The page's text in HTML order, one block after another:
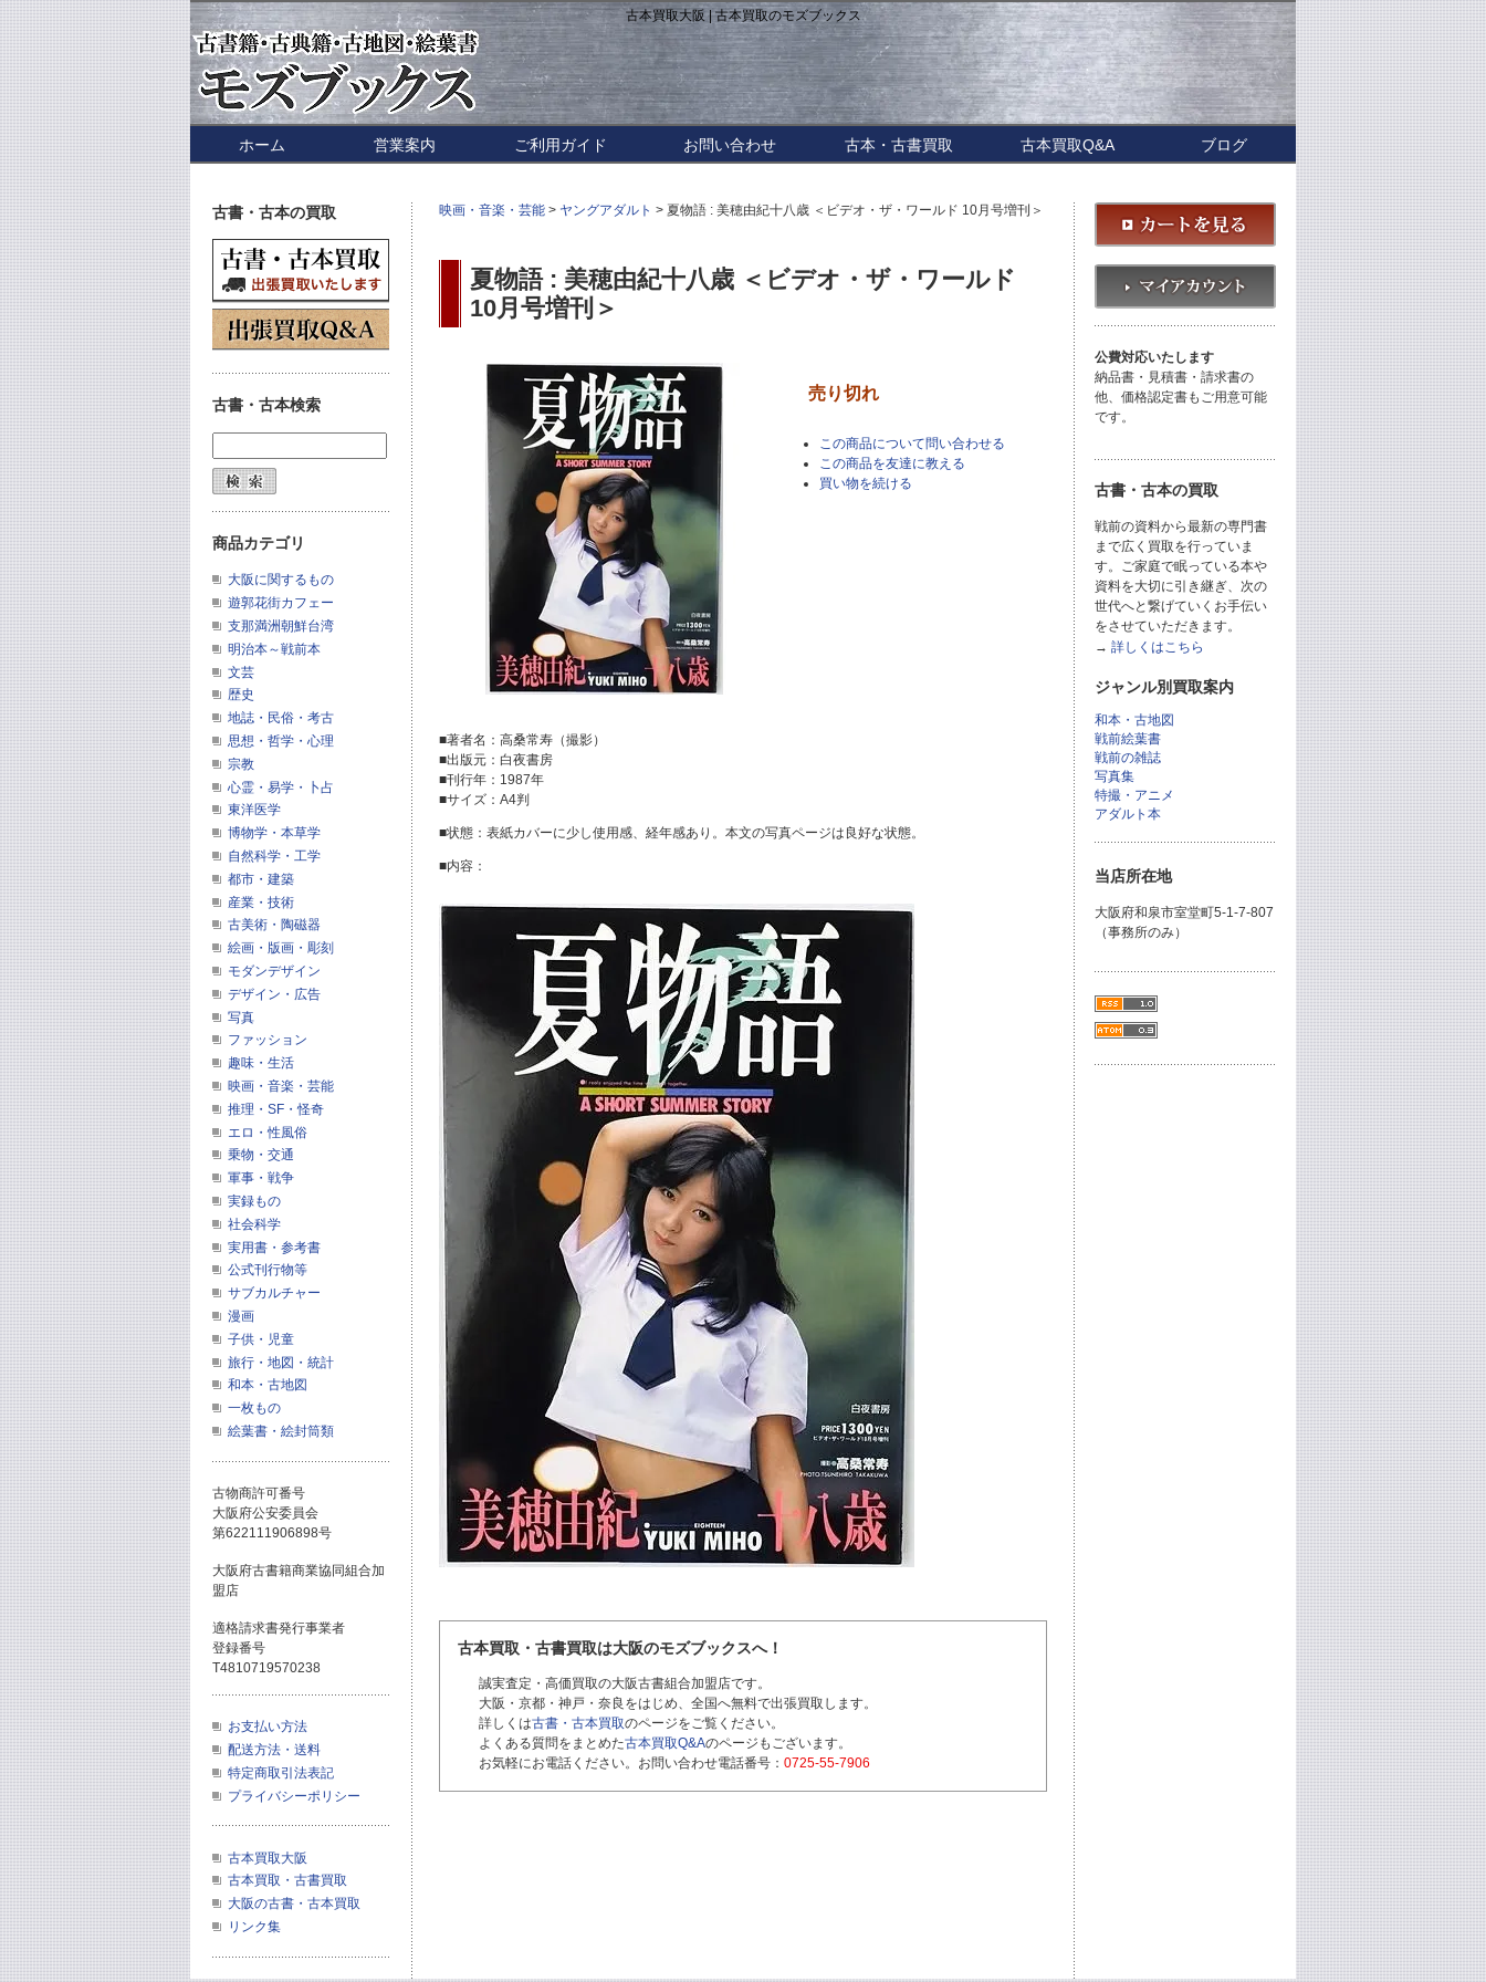
古本買取大阪 | 古本買取のモズブックス
ホーム 営業案内 ご利用ガイド お問い合わせ 古本・古書買取 古本買取Q&A ブログ
映画・音楽・芸能 > ヤングアダルト > 夏物語 : 美穂由紀十八歳 ＜ビデオ・ザ・ワールド 10月号増刊＞
夏物語 : 美穂由紀十八歳 ＜ビデオ・ザ・ワールド
10月号増刊＞
売り切れ
この商品について問い合わせる
この商品を友達に教える
買い物を続ける
■著者名：高桑常寿（撮影）
■出版元：白夜書房
■刊行年：1987年
■サイズ：A4判
■状態：表紙カバーに少し使用感、経年感あり。本文の写真ページは良好な状態。
■内容：
古本買取・古書買取は大阪のモズブックスへ！
誠実査定・高価買取の大阪古書組合加盟店です。
大阪・京都・神戸・奈良をはじめ、全国へ無料で出張買取します。
詳しくは古書・古本買取のページをご覧ください。
よくある質問をまとめた古本買取Q&Aのページもございます。
お気軽にお電話ください。お問い合わせ電話番号： 0725-55-7906
古書・古本の買取
古書・古本検索
商品カテゴリ
大阪に関するもの
遊郭花街カフェー
支那満洲朝鮮台湾
明治本～戦前本
文芸
歴史
地誌・民俗・考古
思想・哲学・心理
宗教
心霊・易学・卜占
東洋医学
博物学・本草学
自然科学・工学
都市・建築
産業・技術
古美術・陶磁器
絵画・版画・彫刻
モダンデザイン
デザイン・広告
写真
ファッション
趣味・生活
映画・音楽・芸能
推理・SF・怪奇
エロ・性風俗
乗物・交通
軍事・戦争
実録もの
社会科学
実用書・参考書
公式刊行物等
サブカルチャー
漫画
子供・児童
旅行・地図・統計
和本・古地図
一枚もの
絵葉書・絵封筒類
古物商許可番号
大阪府公安委員会
第622111906898号
大阪府古書籍商業協同組合加
盟店
適格請求書発行事業者
登録番号
T4810719570238
お支払い方法
配送方法・送料
特定商取引法表記
プライバシーポリシー
古本買取大阪
古本買取・古書買取
大阪の古書・古本買取
リンク集
公費対応いたします
納品書・見積書・請求書の
他、価格認定書もご用意可能
です。
古書・古本の買取
戦前の資料から最新の専門書
まで広く買取を行っていま
す。ご家庭で眠っている本や
資料を大切に引き継ぎ、次の
世代へと繋げていくお手伝い
をさせていただきます。
→ 詳しくはこちら
ジャンル別買取案内
和本・古地図
戦前絵葉書
戦前の雑誌
写真集
特撮・アニメ
アダルト本
当店所在地
大阪府和泉市室堂町5-1-7-807
（事務所のみ）